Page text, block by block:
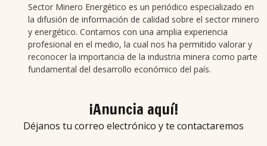
Sector Minero Energético es un periódico especializado en
la difusión de información de calidad sobre el sector minero
y energético. Contamos con una amplia experiencia
profesional en el medio, la cual nos ha permitido valorar y
reconocer la importancia de la industria minera como parte
fundamental del desarrollo económico del país.
¡Anuncia aquí!
Déjanos tu correo electrónico y te contactaremos